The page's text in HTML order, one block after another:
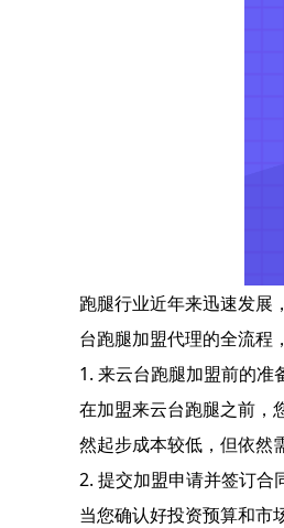
跑腿行业近年来迅速发展
台跑腿加盟代理的全流程
1. 来云台跑腿加盟前的准
在加盟来云台跑腿之前，
然起步成本较低，但依然
2. 提交加盟申请并签订合
当您确认好投资预算和市